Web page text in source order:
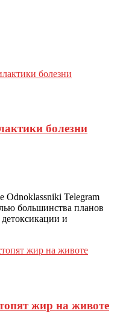
болезни
Odnoklassniki Telegram
большинства планов
и
жир на животе